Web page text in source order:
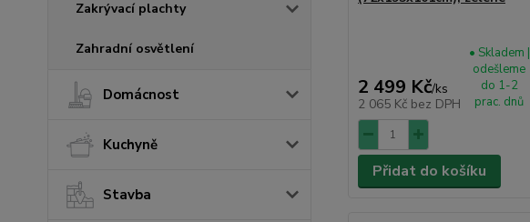
Zakrývací plachty
Zahradní osvětlení
Domácnost
Kuchyně
Stavba
2 499 Kč/ks
2 065 Kč bez DPH
• Skladem |
odešleme
do 1-2
prac. dnů
Přidat do košíku